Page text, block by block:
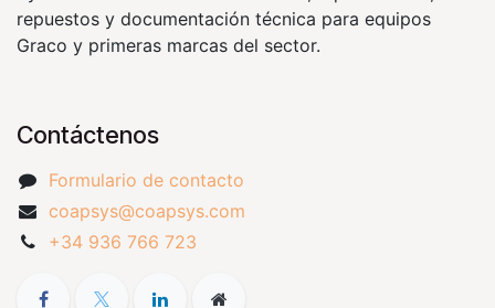
repuestos y documentación técnica para equipos
Graco y primeras marcas del sector.
Contáctenos
Formulario de contacto
coapsys@coapsys.com
+34 936 766 723